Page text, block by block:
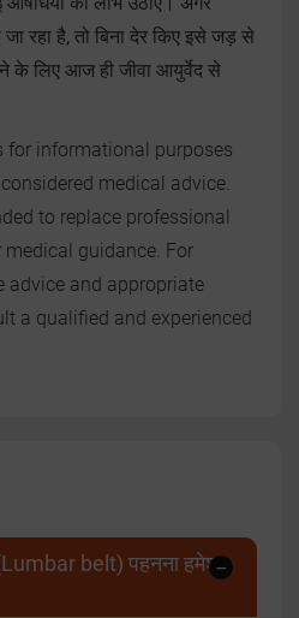
रहा है, तो बिना देर किए इसे जड़ से
के लिए आज ही जीवा आयुर्वेद से
for informational purposes
medical advice.
to replace professional
guidance. For
advice and appropriate
a qualified and experienced
belt) पहनना हमेशा